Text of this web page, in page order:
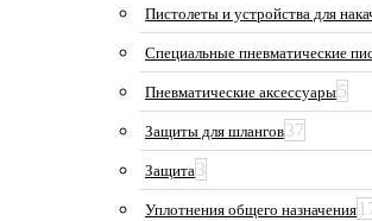
Пистолеты и устройства для
Специальные пневматические
Пневматические аксессуары5
Защиты для шлангов37
Защита3
Уплотнения общего назначения